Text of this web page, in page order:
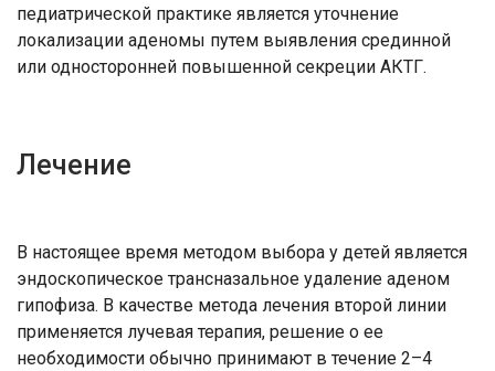
педиатрической практике является уточнение
локализации аденомы путем выявления срединной
или односторонней повышенной секреции АКТГ.
Лечение
В настоящее время методом выбора у детей является
эндоскопическое трансназальное удаление аденом
гипофиза. В качестве метода лечения второй линии
применяется лучевая терапия, решение о ее
необходимости обычно принимают в течение 2–4